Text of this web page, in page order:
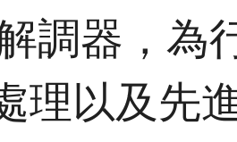
調器，為
理以及先